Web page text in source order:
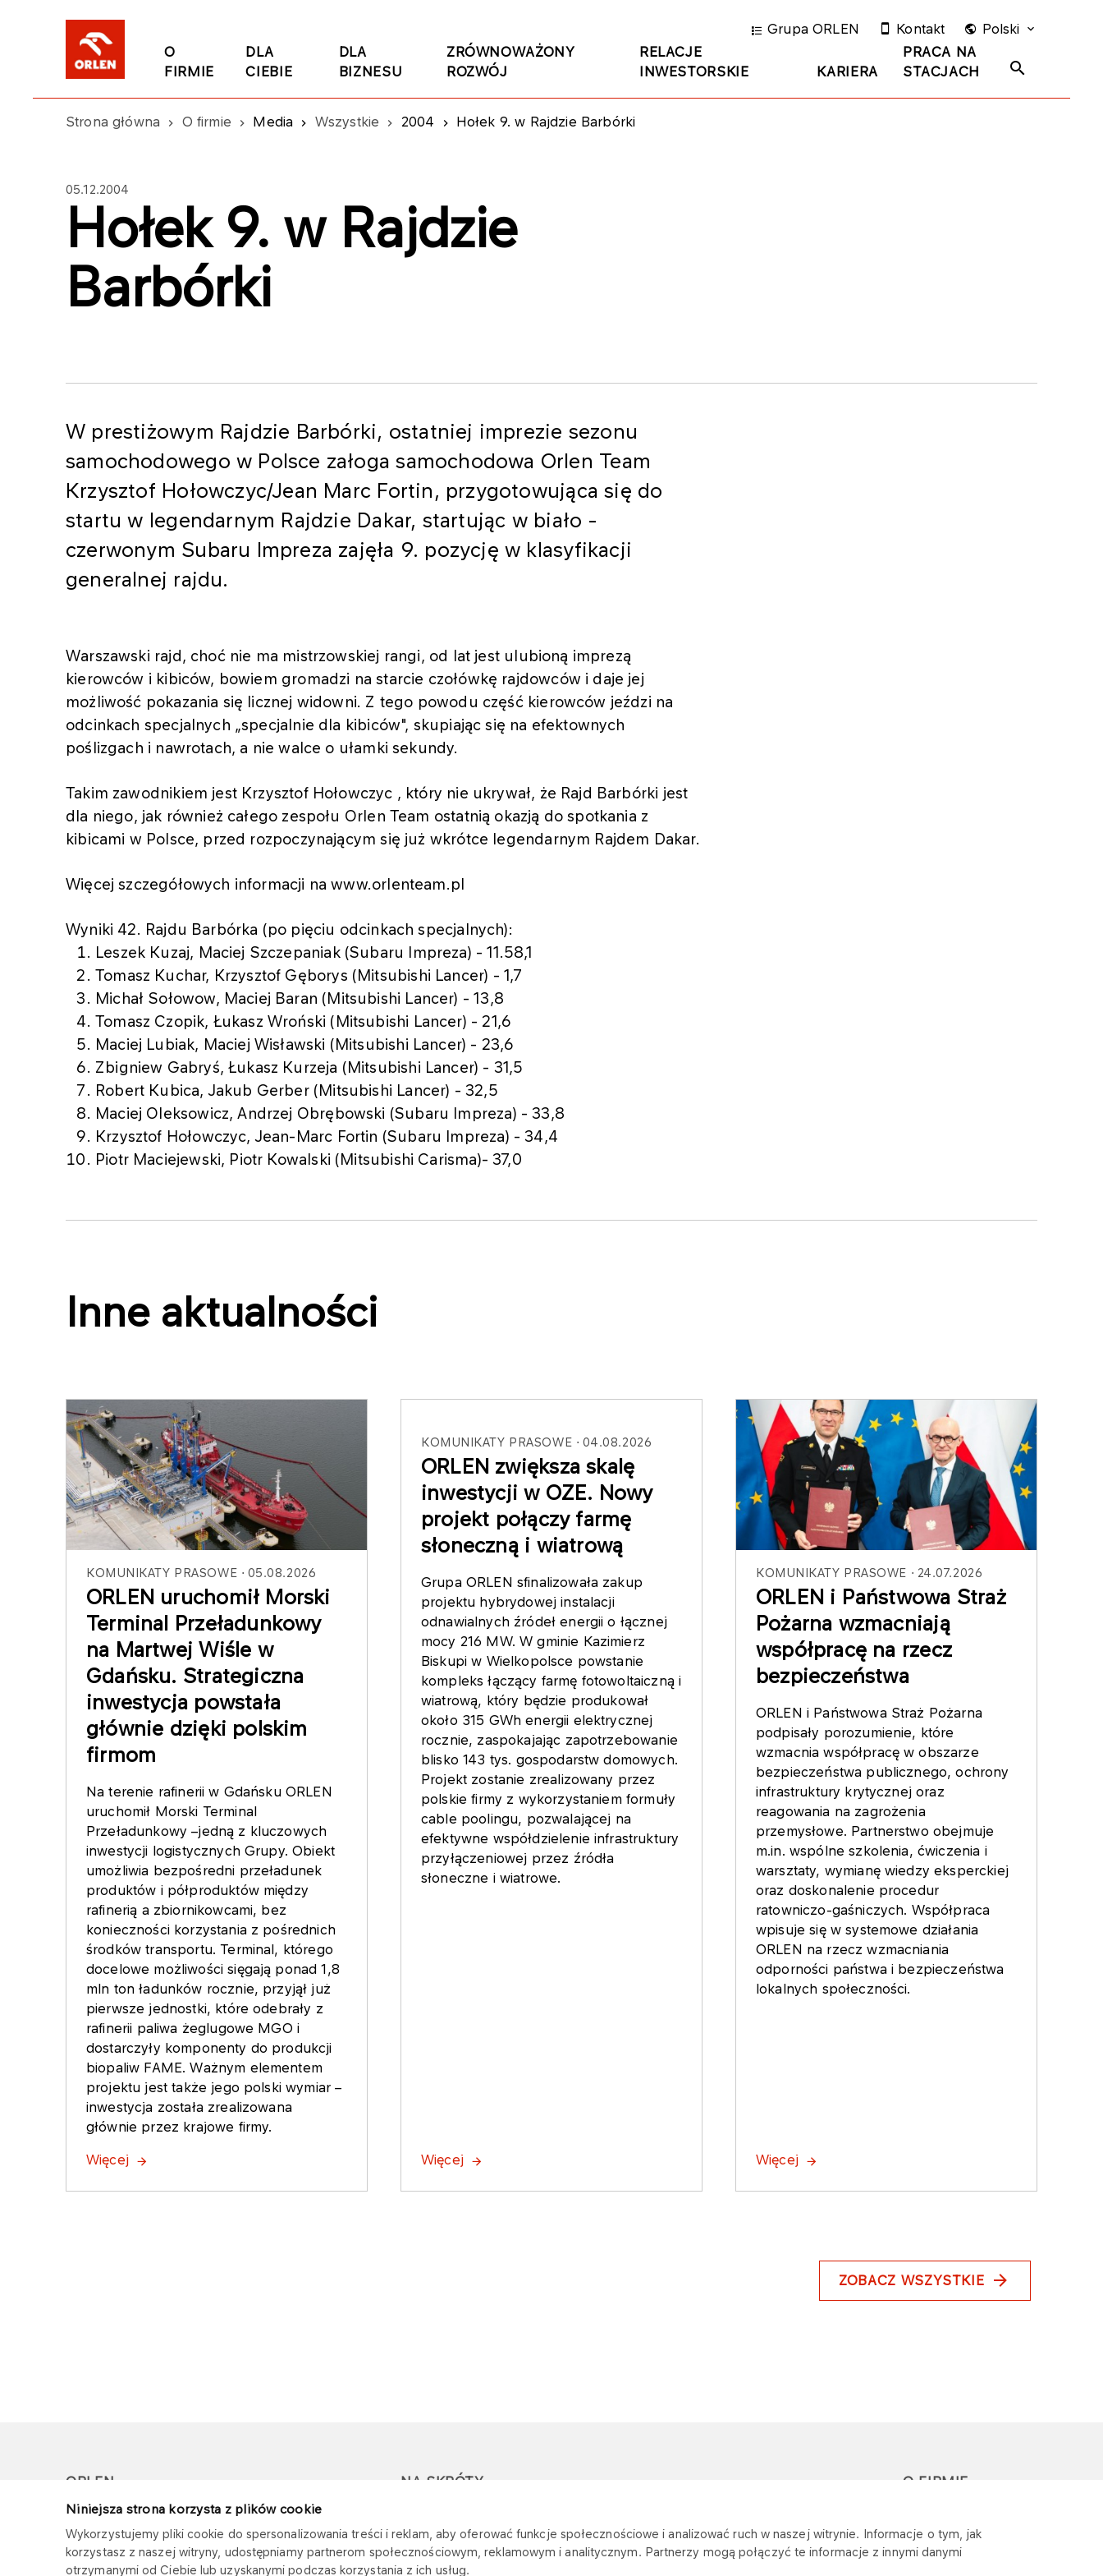
Niniejsza strona korzysta z plików cookie
Wykorzystujemy pliki cookie do spersonalizowania treści i reklam, aby oferować funkcje społecznościowe i analizować ruch w naszej witrynie. Informacje o tym, jak
korzystasz z naszej witryny, udostępniamy partnerom społecznościowym, reklamowym i analitycznym. Partnerzy mogą połączyć te informacje z innymi danymi
otrzymanymi od Ciebie lub uzyskanymi podczas korzystania z ich usług.
O
FIRMIE
DLA
CIEBIE
DLA
BIZNESU
ZRÓWNOWAŻONY
ROZWÓJ
RELACJE
INWESTORSKIE
KARIERA
PRACA NA
STACJACH
Grupa ORLEN Kontakt Polski
Strona główna O firmie Media Wszystkie 2004 Hołek 9. w Rajdzie Barbórki
05.12.2004
Hołek 9. w Rajdzie
Barbórki
W prestiżowym Rajdzie Barbórki, ostatniej imprezie sezonu
samochodowego w Polsce załoga samochodowa Orlen Team
Krzysztof Hołowczyc/Jean Marc Fortin, przygotowująca się do
startu w legendarnym Rajdzie Dakar, startując w biało -
czerwonym Subaru Impreza zajęła 9. pozycję w klasyfikacji
generalnej rajdu.
Warszawski rajd, choć nie ma mistrzowskiej rangi, od lat jest ulubioną imprezą
kierowców i kibiców, bowiem gromadzi na starcie czołówkę rajdowców i daje jej
możliwość pokazania się licznej widowni. Z tego powodu część kierowców jeździ na
odcinkach specjalnych „specjalnie dla kibiców", skupiając się na efektownych
poślizgach i nawrotach, a nie walce o ułamki sekundy.
Takim zawodnikiem jest Krzysztof Hołowczyc , który nie ukrywał, że Rajd Barbórki jest
dla niego, jak również całego zespołu Orlen Team ostatnią okazją do spotkania z
kibicami w Polsce, przed rozpoczynającym się już wkrótce legendarnym Rajdem Dakar.
Więcej szczegółowych informacji na www.orlenteam.pl
Wyniki 42. Rajdu Barbórka (po pięciu odcinkach specjalnych):
Leszek Kuzaj, Maciej Szczepaniak (Subaru Impreza) - 11.58,1
Tomasz Kuchar, Krzysztof Gęborys (Mitsubishi Lancer) - 1,7
Michał Sołowow, Maciej Baran (Mitsubishi Lancer) - 13,8
Tomasz Czopik, Łukasz Wroński (Mitsubishi Lancer) - 21,6
Maciej Lubiak, Maciej Wisławski (Mitsubishi Lancer) - 23,6
Zbigniew Gabryś, Łukasz Kurzeja (Mitsubishi Lancer) - 31,5
Robert Kubica, Jakub Gerber (Mitsubishi Lancer) - 32,5
Maciej Oleksowicz, Andrzej Obrębowski (Subaru Impreza) - 33,8
Krzysztof Hołowczyc, Jean-Marc Fortin (Subaru Impreza) - 34,4
Piotr Maciejewski, Piotr Kowalski (Mitsubishi Carisma)- 37,0
Inne aktualności
KOMUNIKATY PRASOWE 05.08.2026
ORLEN uruchomił Morski
Terminal Przeładunkowy
na Martwej Wiśle w
Gdańsku. Strategiczna
inwestycja powstała
głównie dzięki polskim
firmom
Na terenie rafinerii w Gdańsku ORLEN
uruchomił Morski Terminal
Przeładunkowy –jedną z kluczowych
inwestycji logistycznych Grupy. Obiekt
umożliwia bezpośredni przeładunek
produktów i półproduktów między
rafinerią a zbiornikowcami, bez
konieczności korzystania z pośrednich
środków transportu. Terminal, którego
docelowe możliwości sięgają ponad 1,8
mln ton ładunków rocznie, przyjął już
pierwsze jednostki, które odebrały z
rafinerii paliwa żeglugowe MGO i
dostarczyły komponenty do produkcji
biopaliw FAME. Ważnym elementem
projektu jest także jego polski wymiar –
inwestycja została zrealizowana
głównie przez krajowe firmy.
Więcej
KOMUNIKATY PRASOWE 04.08.2026
ORLEN zwiększa skalę
inwestycji w OZE. Nowy
projekt połączy farmę
słoneczną i wiatrową
Grupa ORLEN sfinalizowała zakup
projektu hybrydowej instalacji
odnawialnych źródeł energii o łącznej
mocy 216 MW. W gminie Kazimierz
Biskupi w Wielkopolsce powstanie
kompleks łączący farmę fotowoltaiczną i
wiatrową, który będzie produkował
około 315 GWh energii elektrycznej
rocznie, zaspokajając zapotrzebowanie
blisko 143 tys. gospodarstw domowych.
Projekt zostanie zrealizowany przez
polskie firmy z wykorzystaniem formuły
cable poolingu, pozwalającej na
efektywne współdzielenie infrastruktury
przyłączeniowej przez źródła
słoneczne i wiatrowe.
Więcej
KOMUNIKATY PRASOWE 24.07.2026
ORLEN i Państwowa Straż
Pożarna wzmacniają
współpracę na rzecz
bezpieczeństwa
ORLEN i Państwowa Straż Pożarna
podpisały porozumienie, które
wzmacnia współpracę w obszarze
bezpieczeństwa publicznego, ochrony
infrastruktury krytycznej oraz
reagowania na zagrożenia
przemysłowe. Partnerstwo obejmuje
m.in. wspólne szkolenia, ćwiczenia i
warsztaty, wymianę wiedzy eksperckiej
oraz doskonalenie procedur
ratowniczo-gaśniczych. Współpraca
wpisuje się w systemowe działania
ORLEN na rzecz wzmacniania
odporności państwa i bezpieczeństwa
lokalnych społeczności.
Więcej
ZOBACZ WSZYSTKIE
ORLEN
Copyright © 1996-2026
Wszystkie prawa zastrzeżone
NA SKRÓTY
oszustwami
Dotacje
reklamację
O FIRMIE
Wymagania